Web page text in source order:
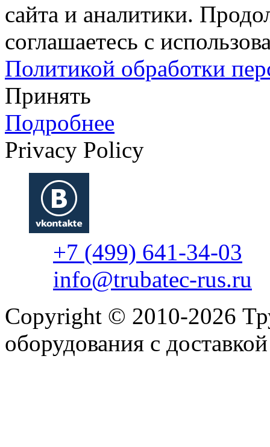
сайта и аналитики.
соглашаетесь с
Политикой обработки
Принять
Подробнее
Privacy Policy
+7 (499) 641-34-03
info@trubatec-rus.ru
Copyright © 2010-2026
оборудования с